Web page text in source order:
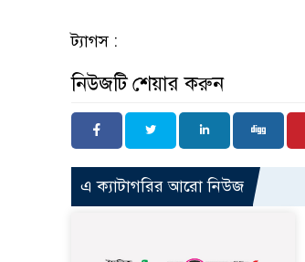
ট্যাগস :
নিউজটি শেয়ার করুন
এ ক্যাটাগরির আরো নিউজ